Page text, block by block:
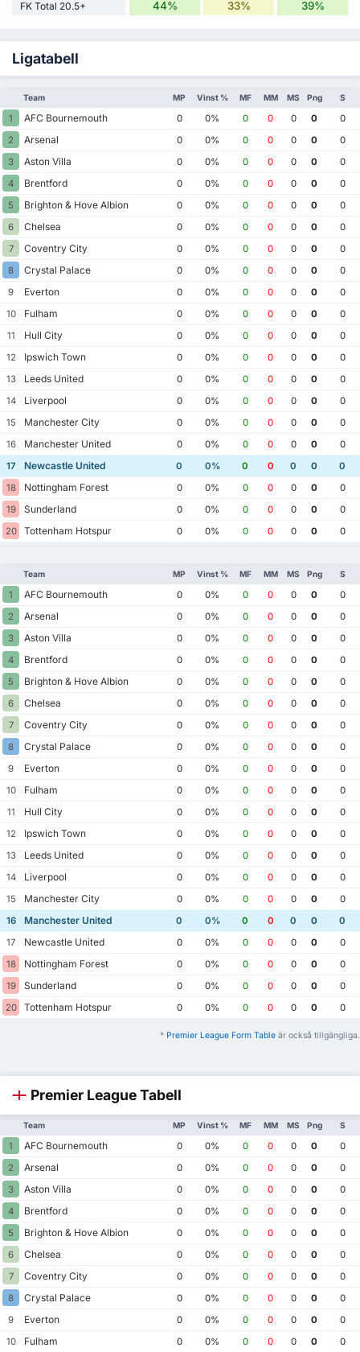
FK Total 20.5+ 44% 33% 39%
Ligatabell
Team MP Vinst % MF MM MS Png S
1 AFC Bournemouth 0 0% 0 0 0 0
0
2
Arsenal 0 0% 0 0 0 0
0
3
Aston Villa 0 0% 0 0 0 0
0
4
Brentford 0 0% 0 0 0 0
0
5
Brighton & Hove Albion 0 0% 0 0 0 0
0
6
Chelsea 0 0% 0 0 0 0
0
7
Coventry City 0 0% 0 0 0 0
0
8
Crystal Palace 0 0% 0 0 0 0
0
9
Everton 0 0% 0 0 0 0
0
10
Fulham 0 0% 0 0 0 0
0
11
Hull City 0 0% 0 0 0 0
0
12
Ipswich Town 0 0% 0 0 0 0
0
13
Leeds United 0 0% 0 0 0 0
0
14
Liverpool 0 0% 0 0 0 0
0
15
Manchester City 0 0% 0 0 0 0
0
16
Manchester United 0 0% 0 0 0 0
0
17
Newcastle United 0 0% 0 0 0 0
0
18
Nottingham Forest 0 0% 0 0 0 0
0
19
Sunderland 0 0% 0 0 0 0
0
20
Tottenham Hotspur 0 0% 0 0 0 0 0
Team MP Vinst % MF MM MS Png S
1 AFC Bournemouth 0 0% 0 0 0 0
0
2
Arsenal 0 0% 0 0 0 0
0
3
Aston Villa 0 0% 0 0 0 0
0
4
Brentford 0 0% 0 0 0 0
0
5
Brighton & Hove Albion 0 0% 0 0 0 0
0
6
Chelsea 0 0% 0 0 0 0
0
7
Coventry City 0 0% 0 0 0 0
0
8
Crystal Palace 0 0% 0 0 0 0
0
9
Everton 0 0% 0 0 0 0
0
10
Fulham 0 0% 0 0 0 0
0
11
Hull City 0 0% 0 0 0 0
0
12
Ipswich Town 0 0% 0 0 0 0
0
13
Leeds United 0 0% 0 0 0 0
0
14
Liverpool 0 0% 0 0 0 0
0
15
Manchester City 0 0% 0 0 0 0
0
16
Manchester United 0 0% 0 0 0 0
0
17
Newcastle United 0 0% 0 0 0 0
0
18
Nottingham Forest 0 0% 0 0 0 0
0
19
Sunderland 0 0% 0 0 0 0
0
20
Tottenham Hotspur 0 0% 0 0 0 0 0
* Premier League Form Table är också tillgängliga.
Premier League Tabell
Team MP Vinst % MF MM MS Png S
1 AFC Bournemouth 0 0% 0 0 0 0
0
2
Arsenal 0 0% 0 0 0 0
0
3
Aston Villa 0 0% 0 0 0 0
0
4
Brentford 0 0% 0 0 0 0
0
5
Brighton & Hove Albion 0 0% 0 0 0 0
0
6
Chelsea 0 0% 0 0 0 0
0
7
Coventry City 0 0% 0 0 0 0
0
8
Crystal Palace 0 0% 0 0 0 0
0
9
Everton 0 0% 0 0 0 0
0
10
Fulham 0 0% 0 0 0 0
0